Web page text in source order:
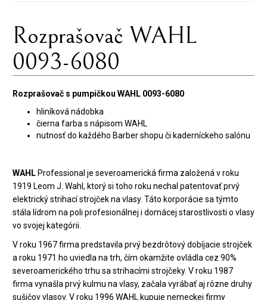
Rozprašovač WAHL
0093-6080
Rozprašovač s pumpičkou WAHL 0093-6080
hliníková nádobka
čierna farba s nápisom WAHL
nutnosť do každého Barber shopu či kaderníckeho salónu
WAHLProfessional je severoamerická firma založená v roku
1919 Leom J. Wahl, ktorý si toho roku nechal patentovať prvý
elektrický strihací strojček na vlasy. Táto korporácie sa týmto
stála lídrom na poli profesionálnej i domácej starostlivosti o vlasy
vo svojej kategórii.
V roku 1967 firma predstavila prvý bezdrôtový dobíjacie strojček
a roku 1971 ho uviedla na trh, čím okamžite ovládla cez 90%
severoamerického trhu sa strihacími strojčeky. V roku 1987
firma vynašla prvý kulmu na vlasy, začala vyrábať aj rôzne druhy
sušičov vlasov. V roku 1996 WAHL kupuje nemeckej firmy